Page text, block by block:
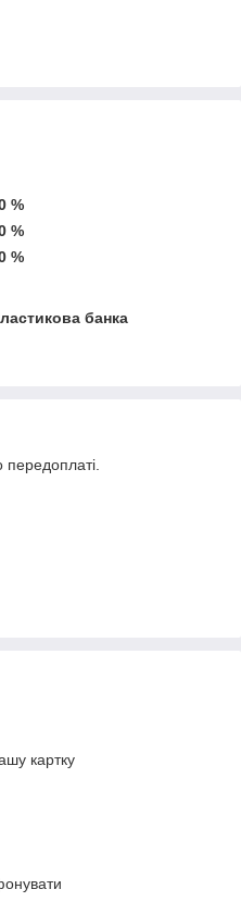
%
%
%
банка
передоплаті.
картку